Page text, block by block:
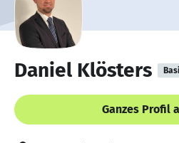
Daniel Klösters
Ganzes Profil